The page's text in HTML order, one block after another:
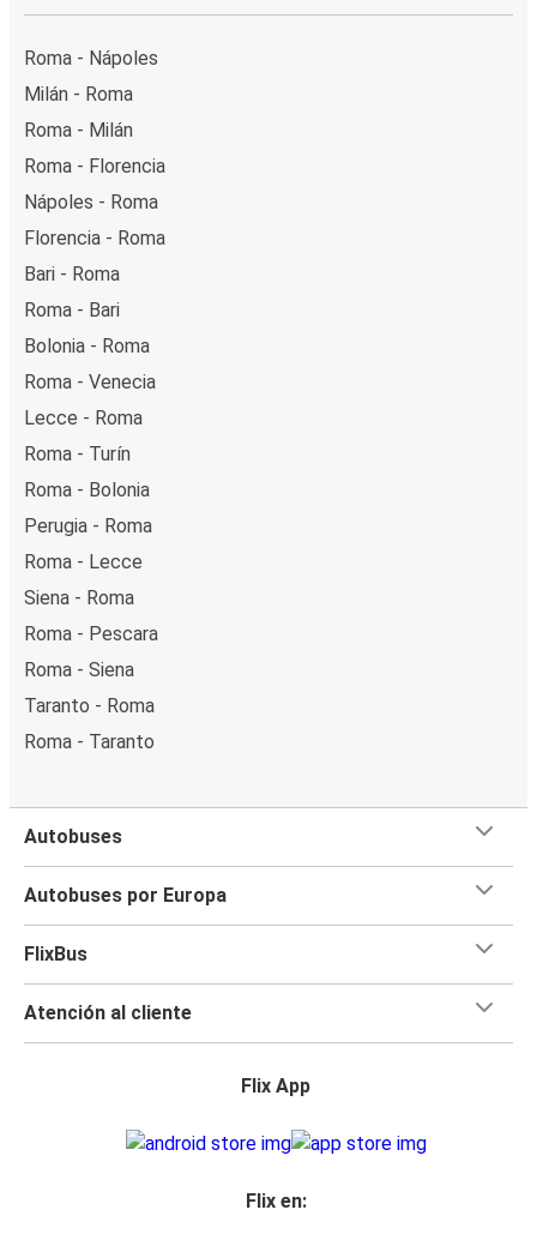
Roma - Nápoles
Milán - Roma
Roma - Milán
Roma - Florencia
Nápoles - Roma
Florencia - Roma
Bari - Roma
Roma - Bari
Bolonia - Roma
Roma - Venecia
Lecce - Roma
Roma - Turín
Roma - Bolonia
Perugia - Roma
Roma - Lecce
Siena - Roma
Roma - Pescara
Roma - Siena
Taranto - Roma
Roma - Taranto
Autobuses
Autobuses por Europa
FlixBus
Atención al cliente
Flix App
Flix en: